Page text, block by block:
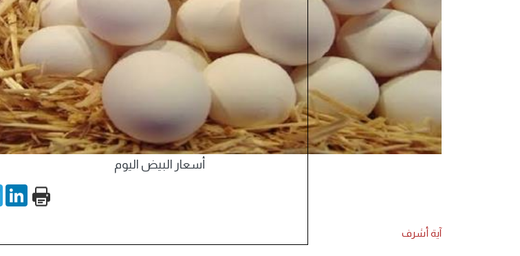
أسعار البيض اليوم
آية أشرف